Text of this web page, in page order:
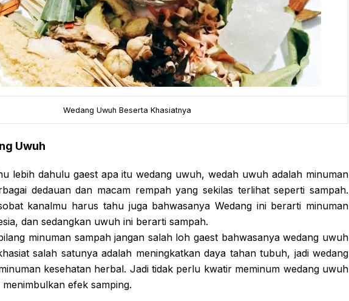
Wedang Uwuh Beserta Khasiatnya
Uwuh
lebih dahulu gaest apa itu wedang uwuh, wedah uwuh adalah minuman
dedauan dan macam rempah yang sekilas terlihat seperti sampah.
kanalmu harus tahu juga bahwasanya Wedang ini berarti minuman
dan sedangkan uwuh ini berarti sampah.
minuman sampah jangan salah loh gaest bahwasanya wedang uwuh
salah satunya adalah meningkatkan daya tahan tubuh, jadi wedang
kesehatan herbal. Jadi tidak perlu kwatir meminum wedang uwuh
efek samping.